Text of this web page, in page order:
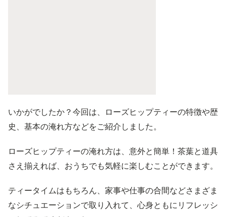
いかがでしたか？今回は、ローズヒップティーの特徴や歴
史、基本の淹れ方などをご紹介しました。
ローズヒップティーの淹れ方は、意外と簡単！茶葉と道具
さえ揃えれば、おうちでも気軽に楽しむことができます。
ティータイムはもちろん、家事や仕事の合間などさまざま
なシチュエーションで取り入れて、心身ともにリフレッシ